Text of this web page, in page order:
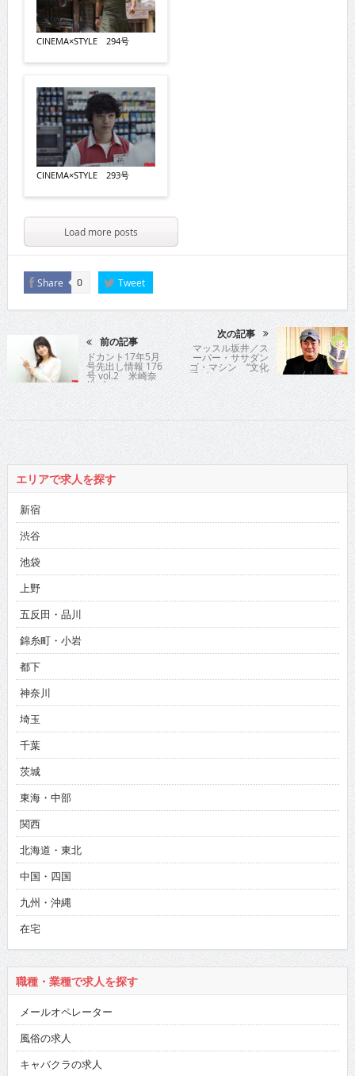
CINEMA×STYLE 294号
CINEMA×STYLE 293号
Load more posts
Share 0 Tweet
前の記事
ドカント17年5月
号先出し情報 176
号 vol.2 米崎奈
棋プロ
次の記事
マッスル坂井／ス
ーパー・ササダン
ゴ・マシン “文化
系プロレス”の頭脳
にDDTの現在・未
来そして新潟＆東
京往復の仕事ぶり
を直撃
エリアで求人を探す
新宿
渋谷
池袋
上野
五反田・品川
錦糸町・小岩
都下
神奈川
埼玉
千葉
茨城
東海・中部
関西
北海道・東北
中国・四国
九州・沖縄
在宅
職種・業種で求人を探す
メールオペレーター
風俗の求人
キャバクラの求人